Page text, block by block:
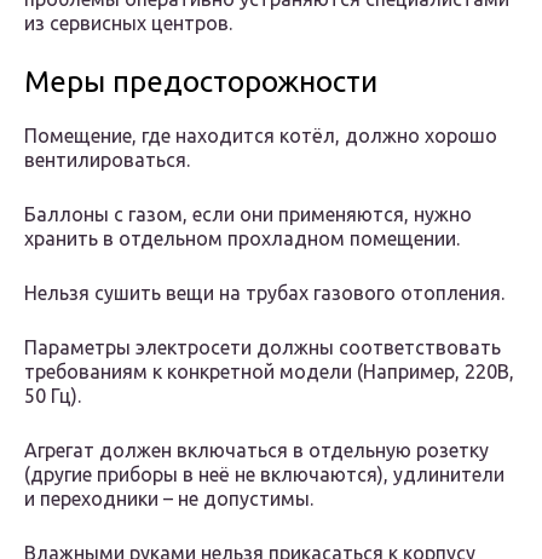
из сервисных центров.
Меры предосторожности
Помещение, где находится котёл, должно хорошо
вентилироваться.
Баллоны с газом, если они применяются, нужно
хранить в отдельном прохладном помещении.
Нельзя сушить вещи на трубах газового отопления.
Параметры электросети должны соответствовать
требованиям к конкретной модели (Например, 220В,
50 Гц).
Агрегат должен включаться в отдельную розетку
(другие приборы в неё не включаются), удлинители
и переходники – не допустимы.
Влажными руками нельзя прикасаться к корпусу